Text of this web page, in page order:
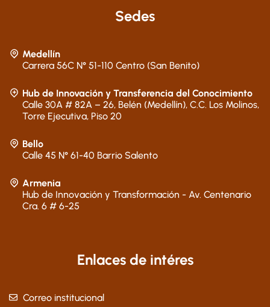
Sedes
Medellín
Carrera 56C N° 51-110 Centro (San Benito)
Hub de Innovación y Transferencia del Conocimiento
Calle 30A # 82A – 26, Belén (Medellín), C.C. Los Molinos,
Torre Ejecutiva, Piso 20
Bello
Calle 45 N° 61-40 Barrio Salento
Armenia
Hub de Innovación y Transformación - Av. Centenario
Cra. 6 # 6-25
Enlaces de intéres
Correo institucional